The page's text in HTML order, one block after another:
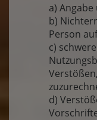
a)
b)
Person
c)
d)